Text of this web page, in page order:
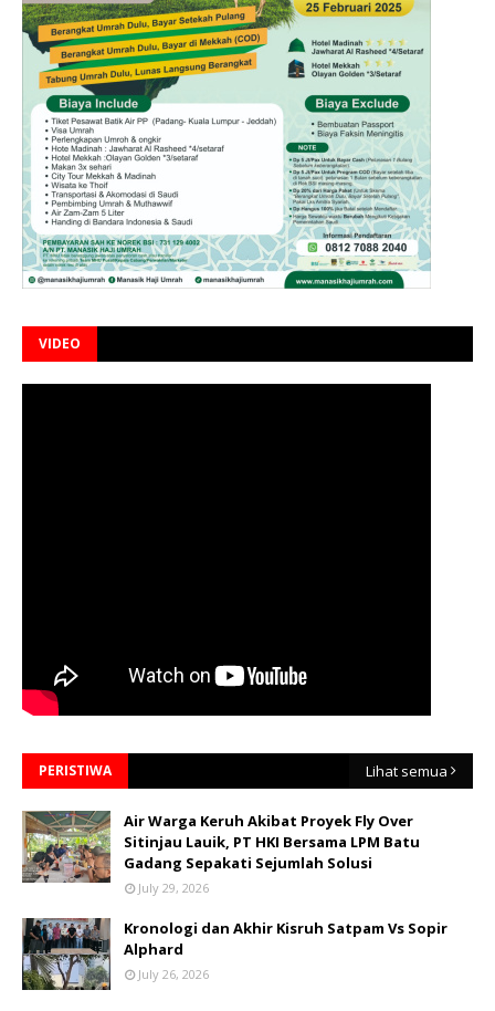
VIDEO
PERISTIWA Lihat semua
Air Warga Keruh Akibat Proyek Fly Over
Sitinjau Lauik, PT HKI Bersama LPM Batu
Gadang Sepakati Sejumlah Solusi
July 29, 2026
Kronologi dan Akhir Kisruh Satpam Vs Sopir
Alphard
July 26, 2026